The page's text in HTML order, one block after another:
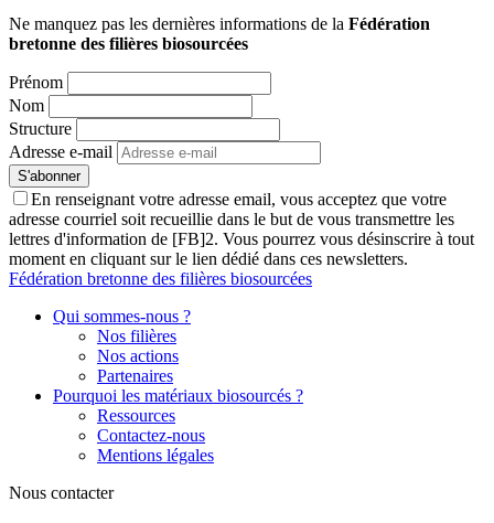
Ne manquez pas les dernières informations de la Fédération
bretonne des filières biosourcées
Prénom
Nom
Structure
Adresse e-mail
En renseignant votre adresse email, vous acceptez que votre
adresse courriel soit recueillie dans le but de vous transmettre les
lettres d'information de [FB]2. Vous pourrez vous désinscrire à tout
moment en cliquant sur le lien dédié dans ces newsletters.
Fédération bretonne des filières biosourcées
Qui sommes-nous ?
Nos filières
Nos actions
Partenaires
Pourquoi les matériaux biosourcés ?
Ressources
Contactez-nous
Mentions légales
Nous contacter